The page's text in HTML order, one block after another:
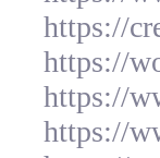
https://
https://
https://
https://